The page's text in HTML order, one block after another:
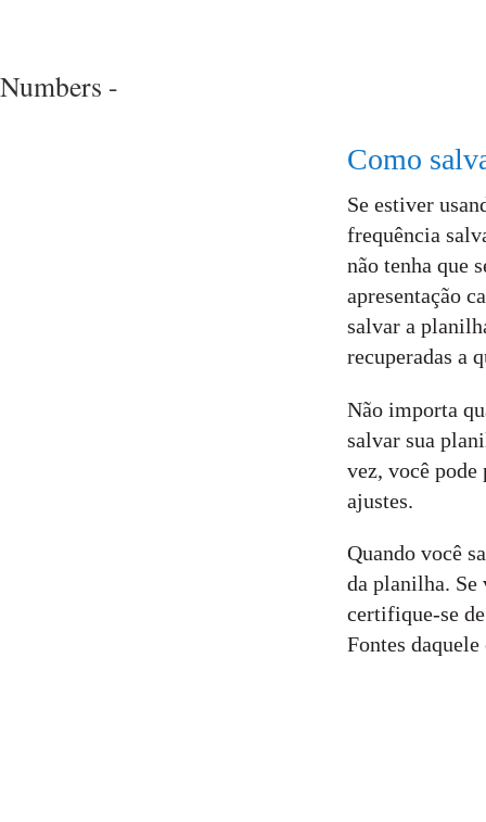
Numbers -
Como
Se estiver
frequência
não tenha que
apresentação
salvar a
recuperadas a
Não importa
salvar sua
vez, você pode
ajustes.
Quando você
da planilha. Se
certifique-se
Fontes